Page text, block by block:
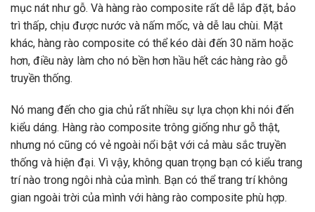
mục nát như gỗ. Và hàng rào composite rất dễ lắp đặt, bảo
trì thấp, chịu được nước và nấm mốc, và dễ lau chùi. Mặt
khác, hàng rào composite có thể kéo dài đến 30 năm hoặc
hơn, điều này làm cho nó bền hơn hầu hết các hàng rào gỗ
truyền thống.
Nó mang đến cho gia chủ rất nhiều sự lựa chọn khi nói đến
kiểu dáng. Hàng rào composite trông giống như gỗ thật,
nhưng nó cũng có vẻ ngoài nổi bật với cả màu sắc truyền
thống và hiện đại. Vì vậy, không quan trọng bạn có kiểu trang
trí nào trong ngôi nhà của mình. Bạn có thể trang trí không
gian ngoài trời của mình với hàng rào composite phù hợp.